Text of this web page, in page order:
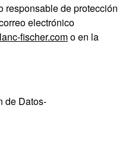
responsable de protección
electrónico
fischer.como en la
de Datos-